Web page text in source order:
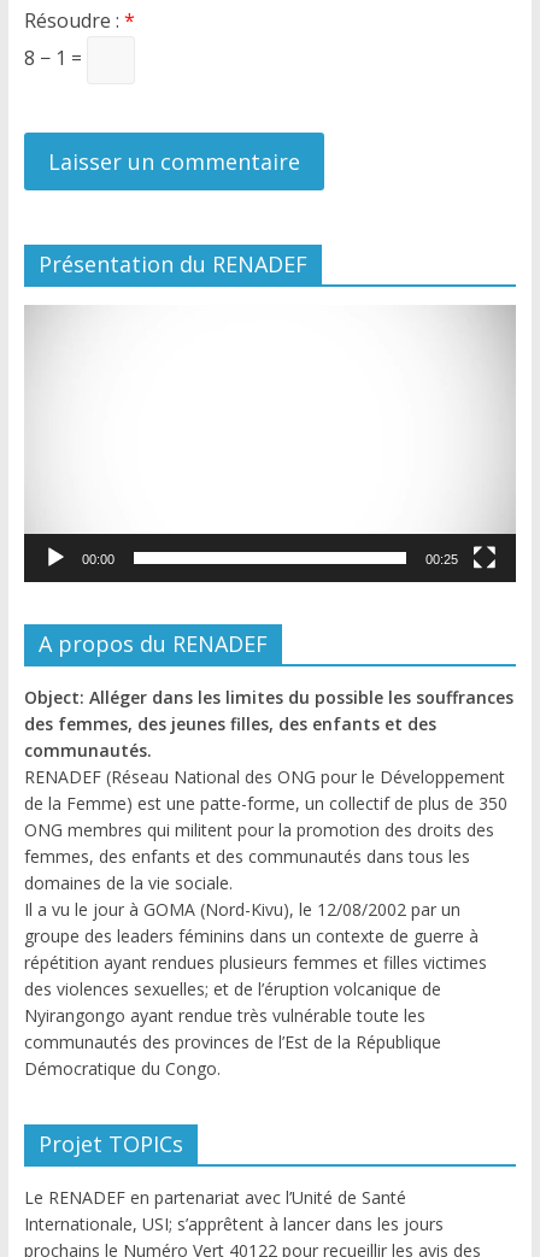
Résoudre : *
8 − 1 =
Présentation du RENADEF
00:00 00:25
A propos du RENADEF
Object: Alléger dans les limites du possible les souffrances
des femmes, des jeunes filles, des enfants et des
communautés.
RENADEF (Réseau National des ONG pour le Développement
de la Femme) est une patte-forme, un collectif de plus de 350
ONG membres qui militent pour la promotion des droits des
femmes, des enfants et des communautés dans tous les
domaines de la vie sociale.
Il a vu le jour à GOMA (Nord-Kivu), le 12/08/2002 par un
groupe des leaders féminins dans un contexte de guerre à
répétition ayant rendues plusieurs femmes et filles victimes
des violences sexuelles; et de l’éruption volcanique de
Nyirangongo ayant rendue très vulnérable toute les
communautés des provinces de l’Est de la République
Démocratique du Congo.
Projet TOPICs
Le RENADEF en partenariat avec l’Unité de Santé
Internationale, USI; s’apprêtent à lancer dans les jours
prochains le Numéro Vert 40122 pour recueillir les avis des